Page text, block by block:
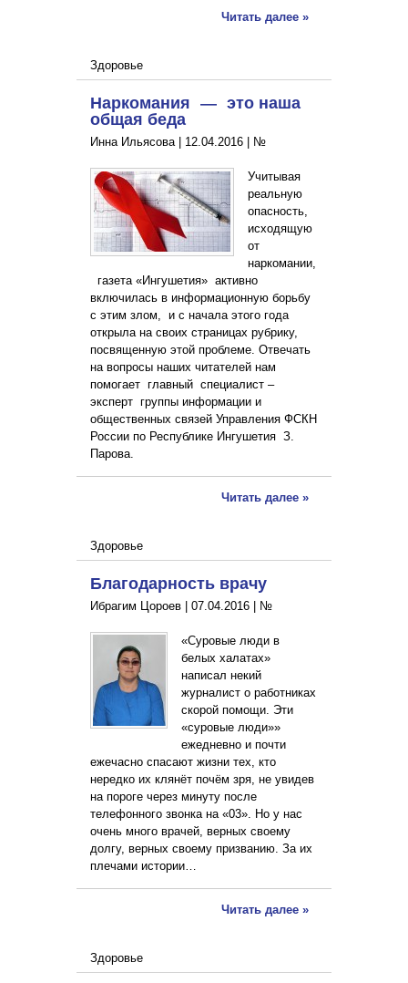
Читать далее »
Здоровье
Наркомания — это наша
общая беда
Инна Ильясова | 12.04.2016 №
Учитывая
реальную
опасность,
исходящую
от
наркомании,
газета «Ингушетия» активно
включилась в информационную борьбу
с этим злом, и с начала этого года
открыла на своих страницах рубрику,
посвященную этой проблеме. Отвечать
на вопросы наших читателей нам
помогает главный специалист –
эксперт группы информации и
общественных связей Управления ФСКН
России по Республике Ингушетия З.
Парова.
Читать далее »
Здоровье
Благодарность врачу
Ибрагим Цороев | 07.04.2016 №
«Суровые люди в
белых халатах»
написал некий
журналист о работниках
скорой помощи. Эти
«суровые люди»»
ежедневно и почти
ежечасно спасают жизни тех, кто
нередко их клянёт почём зря, не увидев
на пороге через минуту после
телефонного звонка на «03». Но у нас
очень много врачей, верных своему
долгу, верных своему призванию. За их
плечами истории…
Читать далее »
Здоровье